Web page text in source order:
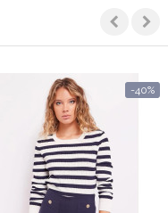
-40%